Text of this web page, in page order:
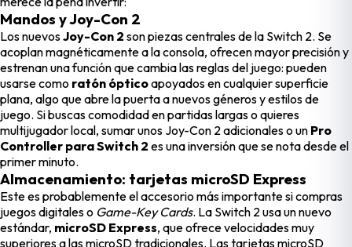
Mandos y Joy-Con 2
Los nuevosJoy-Con 2 son piezas centrales de la Switch 2. Se
acoplan magnéticamente a la consola, ofrecen mayor precisión y
estrenan una función que cambia las reglas del juego: pueden
usarse como ratón ópticoapoyados en cualquier superficie
plana, algo que abre la puerta a nuevos géneros y estilos de
juego. Si buscas comodidad en partidas largas o quieres
multijugador local, sumar unos Joy-Con 2 adicionales o un Pro
Controller para Switch 2 es una inversión que se nota desde el
primer minuto.
Almacenamiento: tarjetas microSD Express
Este es probablemente el accesorio más importante si compras
juegos digitales o Game-Key Cards. La Switch 2 usa un nuevo
estándar, microSD Express, que ofrece velocidades muy
superiores a las microSD tradicionales. Las tarjetas microSD